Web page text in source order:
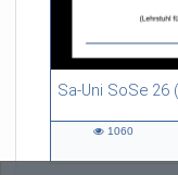
Sa-Uni SoSe 26
55:13 duration
1060